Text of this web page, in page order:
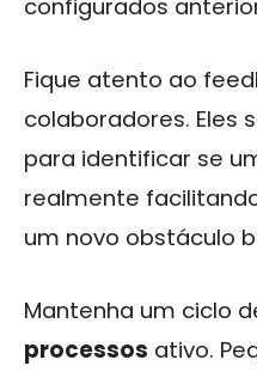
configurados
Fique atento ao
colaboradores. Eles
para identificar se
realmente
um novo obstáculo
Mantenha um ciclo
processos ativo.